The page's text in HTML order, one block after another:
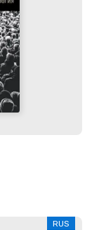
RUS